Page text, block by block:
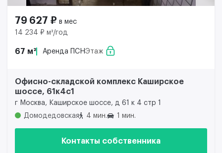
79 627 ₽ в мес
14 234 ₽ м²/год
67 м² Аренда ПСНЭтаж
Офисно-складской комплекс Каширское
шоссе, 61к4с1
г Москва, Каширское шоссе, д 61 к 4 стр 1
Домодедовская
4 мин. 1 мин.
Контакты собственника